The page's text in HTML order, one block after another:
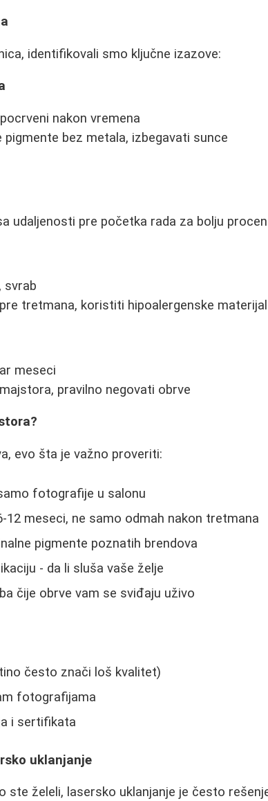
identifikovali smo ključne izazove:
nakon vremena
bez metala, izbegavati sunce
udaljenosti pre početka rada za bolju
svrab
tretmana, koristiti hipoalergenske
meseci
pravilno negovati obrve
evo šta je važno proveriti:
fotografije u salonu
12 meseci, ne samo odmah nakon tretmana
pigmente poznatih brendova
- da li sluša vaše želje
čije obrve vam se sviđaju uživo
često znači loš kvalitet)
fotografijama
i sertifikata
uklanjanje
ste želeli, lasersko uklanjanje je često